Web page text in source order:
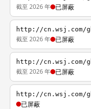
截至 2026 年 已屏蔽
http://cn.wsj.com/
截至 2026 年 已屏蔽
http://cn.wsj.com/
截至 2026 年 已屏蔽
http://cn.wsj.com/
已屏蔽